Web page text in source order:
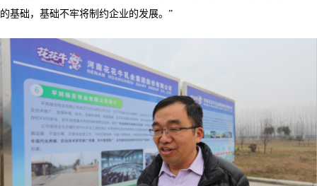
的基础，基础不牢将制约企业的发展。”